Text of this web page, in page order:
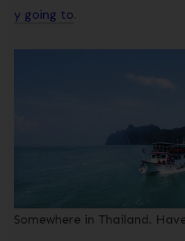
y going to.
Somewhere in Thailand.